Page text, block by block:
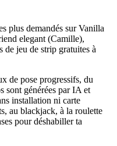
plus demandés sur Vanilla
elegant (Camille),
de jeu de strip gratuites à
de pose progressifs, du
sont générées par IA et
installation ni carte
au blackjack, à la roulette
pour déshabiller ta